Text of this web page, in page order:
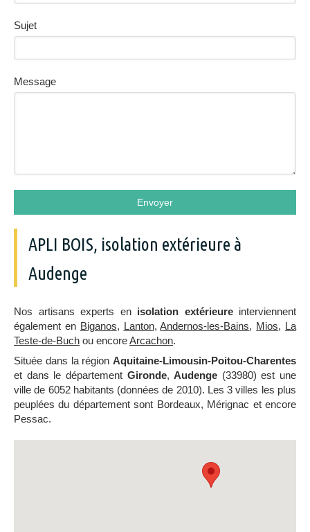
Sujet
Message
Envoyer
APLI BOIS, isolation extérieure à
Audenge
Nos artisans experts en isolation extérieureinterviennent
également en Biganos, Lanton,Andernos-les-Bains, Mios, La
Teste-de-Buch ou encoreArcachon.
Située dans la région Aquitaine-Limousin-Poitou-Charentes
et dans le département Gironde,Audenge (33980) est une
ville de 6052 habitants (données de 2010). Les 3 villes les plus
peuplées du département sont Bordeaux, Mérignac et encore
Pessac.